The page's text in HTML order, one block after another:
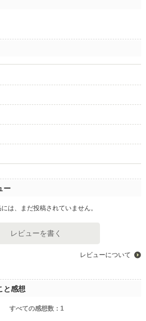
ー
には、まだ投稿されていません。
レビューを書く
レビューについて
と感想
すべての感想数： 1